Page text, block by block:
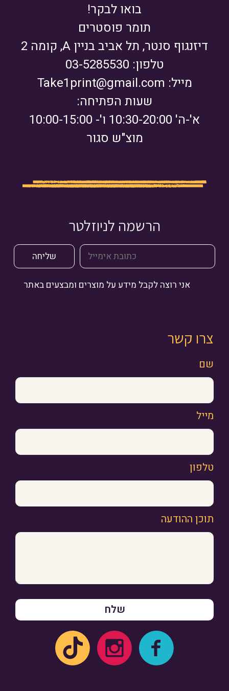
בואו לבקר!
תומר פוסטרים
דיזנגוף סנטר, תל אביב בניין A, קומה 2
טלפון: 03-5285530
מייל: Take1print@gmail.com
שעות הפתיחה:
א'-ה' 10:30-20:00 ו'- 10:00-15:00
מוצ"ש סגור
הרשמה לניוזלטר
אני רוצה לקבל מידע על מוצרים ומבצעים באתר
צרו קשר
שם
מייל
טלפון
תוכן ההודעה